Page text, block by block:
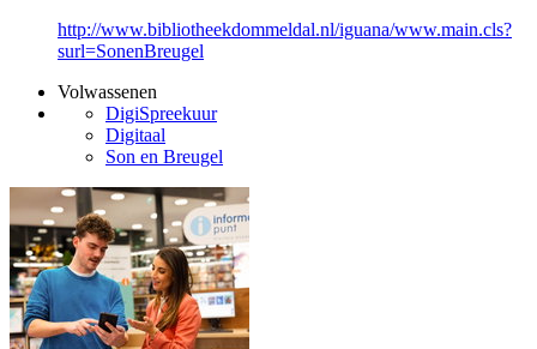
http://www.bibliotheekdommeldal.nl/iguana/www.main.cls?
surl=SonenBreugel
Volwassenen
DigiSpreekuur
Digitaal
Son en Breugel